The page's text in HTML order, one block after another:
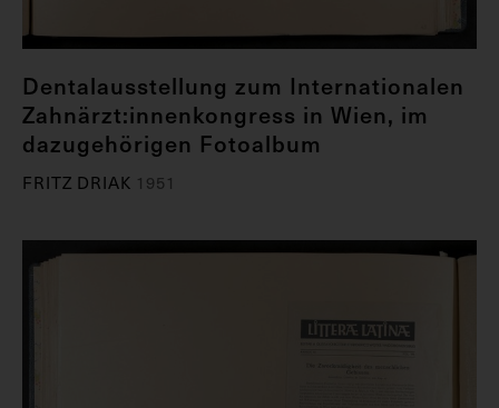
Dentalausstellung zum Internationalen
Zahnärzt:innenkongress in Wien, im
dazugehörigen Fotoalbum
FRITZ DRIAK 1951